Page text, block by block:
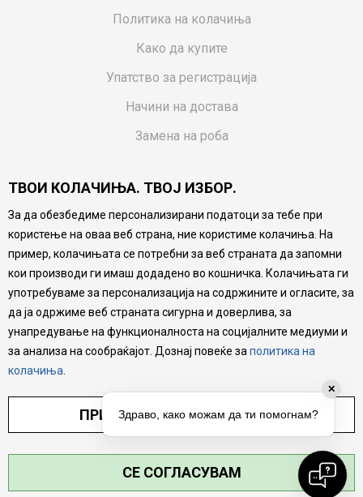
Политика на колачиња
Како да купите
Упатство за регистрација
Начини на достава
Замена на роба
Ваучери
Product Finder
FAQs
Настојуваме да бидеме што попрецизни во описот на
производите, прикажување на слики и цени, но не
можеме да гарантираме дека сите информации се
комплетни и без грешка. Сите производи се дел од
нашата понуда, но не се подразбира дека мора да се
достапни во секој момент.
. СИТЕ ПРАВА ЗАДРЖАНИ.
ТВОИ КОЛАЧИЊА. ТВОЈ ИЗБОР.
За да обезбедиме персонализирани податоци за тебе при
користење на оваа веб страна, ние користиме колачиња. На
пример, колачињата се потребни за веб страната да запомни
кои производи ги имаш додадено во кошничка. Колачињата ги
употребуваме за персонализација на содржините и огласите, за
да ја одржиме веб страната сигурна и доверлива, за
унапредување на функционалноста на социјалните медиуми и
за анализа на сообраќајот. Дознај повеќе за политика на
колачиња
ПРИЛАГОДИ ПОСТАВУВАЊА
СЕ СОГЛАСУВАМ
✕
Здраво, како можам да ти помогнам?